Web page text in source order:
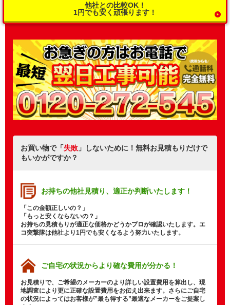
他社との比較OK！
1円でも安く頑張ります！
お買い物で「失敗 」しないために！無料お見積もりだけで
もいかがですか？
お持ちの他社見積り、 適正か判断いたします！
「この金額正しいの？」
「もっと安くならないの？」
お持ちの見積もりが適正な価格かどうかプロが確認いたします。エ
コ突撃隊は他社より1円でも安くなるよう努力いたします。
ご自宅の状況からより確な費用が分かる！
お見積りで、ご希望のメーカーのより詳しい設置費用を算出し、現
地調査により更に正確な設置費用をお伝え出来ます。さらにご自宅
の状況によってはお客様が”最も得する”最適なメーカーをご提案し